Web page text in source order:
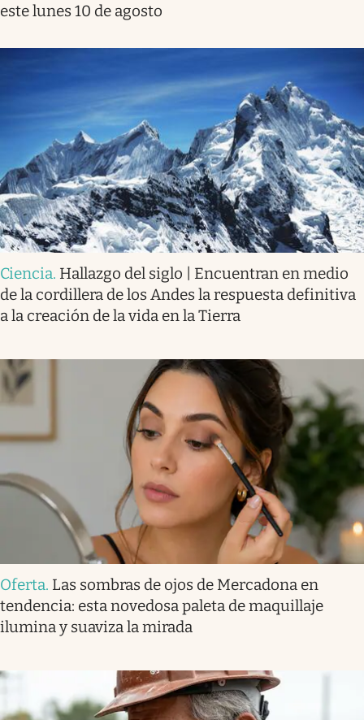
este lunes 10 de agosto
Ciencia. Hallazgo del siglo | Encuentran en medio
de la cordillera de los Andes la respuesta definitiva
a la creación de la vida en la Tierra
Oferta. Las sombras de ojos de Mercadona en
tendencia: esta novedosa paleta de maquillaje
ilumina y suaviza la mirada